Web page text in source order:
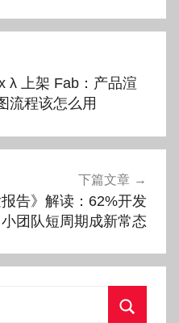
λ 上架 Fab：产品渲
流程该怎么用
下篇文章
告》解读：62%开发
团队短周期成新常态